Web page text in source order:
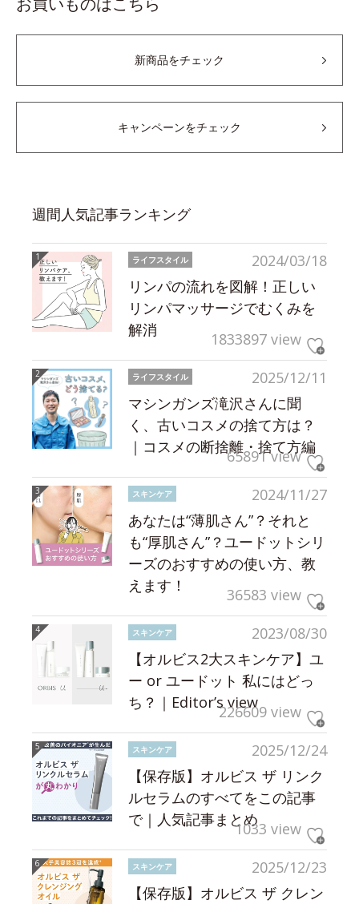
新商品をチェック
キャンペーンをチェック
週間人気記事ランキング
2024/03/18
ライフスタイル
リンパの流れを図解！正しい
リンパマッサージでむくみを
解消
1833897 view
2025/12/11
ライフスタイル
マシンガンズ滝沢さんに聞
く、古いコスメの捨て方は？
｜コスメの断捨離・捨て方編
65891 view
2024/11/27
スキンケア
あなたは“薄肌さん”？それと
も“厚肌さん”？ユードットシリ
ーズのおすすめの使い方、教
えます！
36583 view
2023/08/30
スキンケア
【オルビス2大スキンケア】ユ
ー or ユードット 私にはどっ
ち？｜Editor’s view226609 view
2025/12/24
スキンケア
【保存版】オルビス ザ リンク
ルセラムのすべてをこの記事
で｜人気記事まとめ1033 view
2025/12/23
スキンケア
【保存版】オルビス ザ クレン